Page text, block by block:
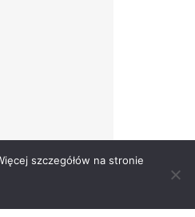
szczegółów na stronie